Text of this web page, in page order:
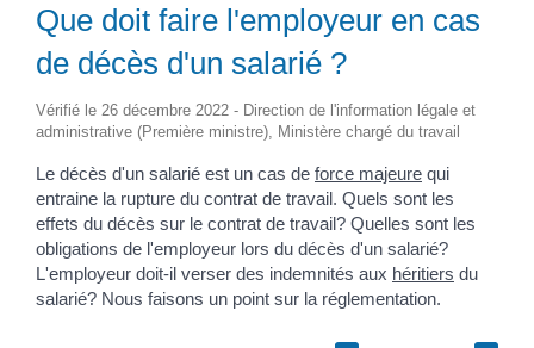
Que doit faire l'employeur en cas
de décès d'un salarié ?
Vérifié le 26 décembre 2022 - Direction de l'information légale et
administrative (Première ministre), Ministère chargé du travail
Le décès d'un salarié est un cas de force majeure qui
entraine la rupture du contrat de travail. Quels sont les
effets du décès sur le contrat de travail? Quelles sont les
obligations de l'employeur lors du décès d'un salarié?
L'employeur doit-il verser des indemnités aux héritiers du
salarié? Nous faisons un point sur la réglementation.